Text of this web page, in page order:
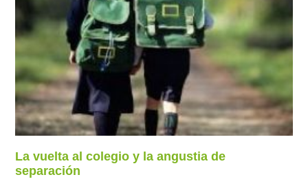
La vuelta al colegio y la angustia de
separación